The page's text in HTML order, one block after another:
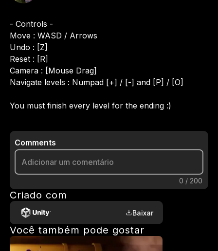
- Controls -
Move : WASD / Arrows
Undo : [Z]
Reset : [R]
Camera : [Mouse Drag]
Navigate levels : Numpad [+] / [-] and [P] / [O]
You must finish every level for the ending :)
Comments
0 / 200
Criado com
Baixar
Você também pode gostar